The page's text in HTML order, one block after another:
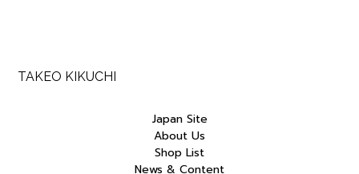
TAKEO KIKUCHI
Japan Site
About Us
Shop List
News & Content